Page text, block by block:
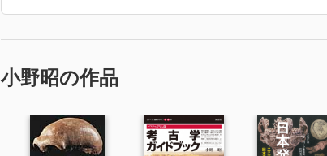
書B.ボジンスキー『ゲナスドルフ─旧石器時代狩猟民の世界
す。」
小野昭の作品